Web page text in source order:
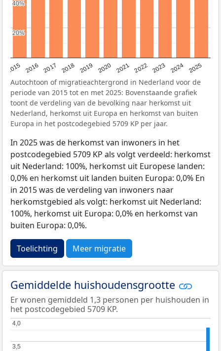
2015 2016 2017 2018 2019 2020 2021 2022 2023 2024 2025
20%
20%
40%
40%
Autochtoon of migratieachtergrond in Nederland voor de
periode van 2015 tot en met 2025: Bovenstaande grafiek
toont de verdeling van de bevolking naar herkomst uit
Nederland, herkomst uit Europa en herkomst van buiten
Europa in het postcodegebied 5709 KP per jaar.
In 2025 was de herkomst van inwoners in het
postcodegebied 5709 KP als volgt verdeeld: herkomst
uit Nederland: 100%, herkomst uit Europese landen:
0,0% en herkomst uit landen buiten Europa: 0,0% En
in 2015 was de verdeling van inwoners naar
herkomstgebied als volgt: herkomst uit Nederland:
100%, herkomst uit Europa: 0,0% en herkomst van
buiten Europa: 0,0%.
Toelichting Meer migratie
Gemiddelde huishoudensgrootte
Er wonen gemiddeld 1,3 personen per huishouden in
het postcodegebied 5709 KP.
3,5
3,5
4,0
4,0